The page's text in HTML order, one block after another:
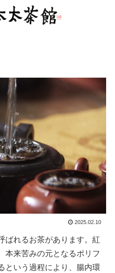
2025.02.10
ばれるお茶があります。紅
本来苦みの元となるポリフ
という過程により、腸内環